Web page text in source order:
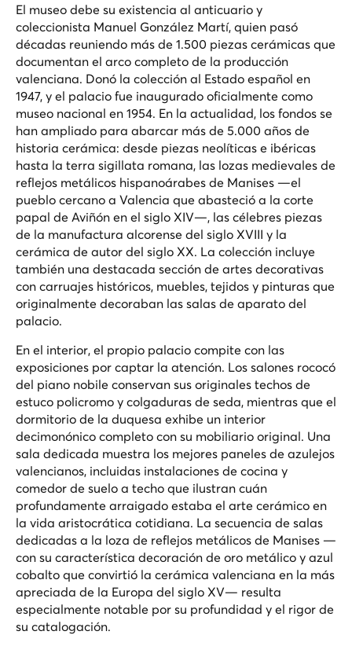
El museo debe su existencia al anticuario y
coleccionista Manuel González Martí, quien pasó
décadas reuniendo más de 1.500 piezas cerámicas que
documentan el arco completo de la producción
valenciana. Donó la colección al Estado español en
1947, y el palacio fue inaugurado oficialmente como
museo nacional en 1954. En la actualidad, los fondos se
han ampliado para abarcar más de 5.000 años de
historia cerámica: desde piezas neolíticas e ibéricas
hasta la terra sigillata romana, las lozas medievales de
reflejos metálicos hispanoárabes de Manises —el
pueblo cercano a Valencia que abasteció a la corte
papal de Aviñón en el siglo XIV—, las célebres piezas
de la manufactura alcorense del siglo XVIII y la
cerámica de autor del siglo XX. La colección incluye
también una destacada sección de artes decorativas
con carruajes históricos, muebles, tejidos y pinturas que
originalmente decoraban las salas de aparato del
palacio.
En el interior, el propio palacio compite con las
exposiciones por captar la atención. Los salones rococó
del piano nobile conservan sus originales techos de
estuco policromo y colgaduras de seda, mientras que el
dormitorio de la duquesa exhibe un interior
decimonónico completo con su mobiliario original. Una
sala dedicada muestra los mejores paneles de azulejos
valencianos, incluidas instalaciones de cocina y
comedor de suelo a techo que ilustran cuán
profundamente arraigado estaba el arte cerámico en
la vida aristocrática cotidiana. La secuencia de salas
dedicadas a la loza de reflejos metálicos de Manises —
con su característica decoración de oro metálico y azul
cobalto que convirtió la cerámica valenciana en la más
apreciada de la Europa del siglo XV— resulta
especialmente notable por su profundidad y el rigor de
su catalogación.